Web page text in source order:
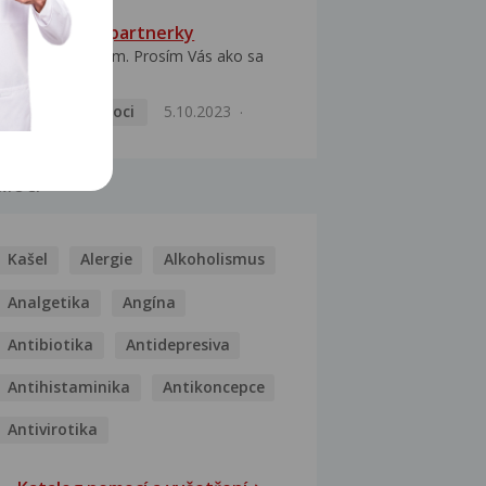
HPV typ 52 u partnerky
Dobrý deň prajem. Prosím Vás ako sa
Pohlavní nemoci
5.10.2023
Kašel Alergie Alkoholismus
Analgetika Angína
Antibiotika Antidepresiva
Antihistaminika Antikoncepce
Antivirotika